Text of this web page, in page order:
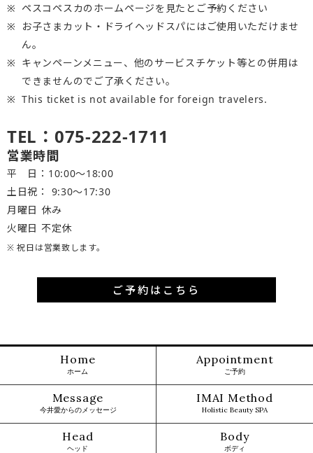
ペスコペスカのホームページを見たとご予約ください
お子さまカット・ドライヘッドスパにはご使用いただけませ
ん。
キャンペーンメニュー、他のサービスチケット等との併用は
できませんのでご了承ください。
This ticket is not available for foreign travelers.
TEL：075-222-1711
営業時間
平 日：10:00～18:00
土日祝： 9:30〜17:30
月曜日 休み
火曜日 不定休
※ 祝日は営業致します。
ご予約はこちら
Home
ホーム
Appointment
ご予約
Message
今井愛からのメッセージ
IMAI Method
Holistic Beauty SPA
Head
ヘッド
Body
ボディ